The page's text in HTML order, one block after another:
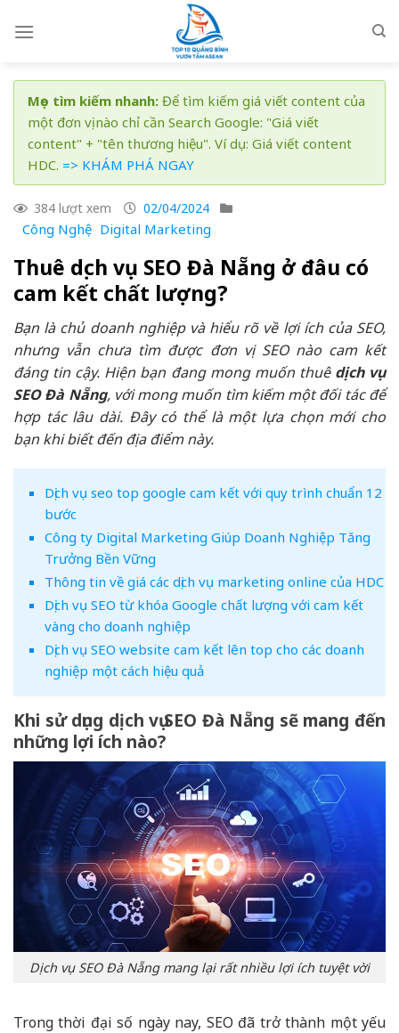
Mẹo tìm kiếm nhanh: Để tìm kiếm giá viết content của
một đơn vị nào chỉ cần Search Google: "Giá viết
content" + "tên thương hiệu". Ví dụ: Giá viết content
HDC. => KHÁM PHÁ NGAY
384 lượt xem 02/04/2024
Công Nghệ Digital Marketing
Thuê dịch vụ SEO Đà Nẵng ở đâu có
cam kết chất lượng?
Bạn là chủ doanh nghiệp và hiểu rõ về lợi ích của SEO,
nhưng vẫn chưa tìm được đơn vị SEO nào cam kết
đáng tin cậy. Hiện bạn đang mong muốn thuê dịch vụ
SEO Đà Nẵng, với mong muốn tìm kiếm một đối tác để
hợp tác lâu dài. Đây có thể là một lựa chọn mới cho
bạn khi biết đến địa điểm này.
Dịch vụ seo top google cam kết với quy trình chuẩn 12
bước
Công ty Digital Marketing Giúp Doanh Nghiệp Tăng
Trưởng Bền Vững
Thông tin về giá các dịch vụ marketing online của HDC
Dịch vụ SEO từ khóa Google chất lượng với cam kết
vàng cho doanh nghiệp
Dịch vụ SEO website cam kết lên top cho các doanh
nghiệp một cách hiệu quả
Khi sử dụng dịch vụ SEO Đà Nẵng sẽ mang đến
những lợi ích nào?
Dịch vụ SEO Đà Nẵng mang lại rất nhiều lợi ích tuyệt vời
Trong thời đại số ngày nay, SEO đã trở thành một yếu